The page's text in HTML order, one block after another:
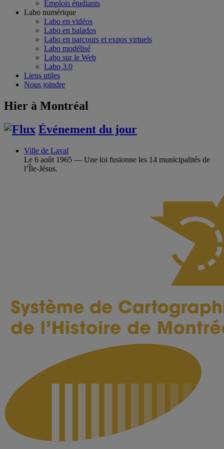
Emplois étudiants
Labo numérique
Labo en vidéos
Labo en balados
Labo en parcours et expos virtuels
Labo modélisé
Labo sur le Web
Labo 3.0
Liens utiles
Nous joindre
Hier à Montréal
Événement du jour
Ville de Laval
Le 6 août 1965 — Une loi fusionne les 14 municipalités de
l’Île-Jésus.